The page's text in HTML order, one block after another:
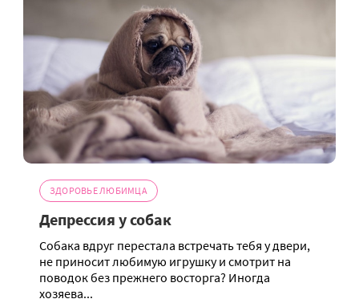
ЗДОРОВЬЕ ЛЮБИМЦА
Депрессия у собак
Собака вдруг перестала встречать тебя у двери,
не приносит любимую игрушку и смотрит на
поводок без прежнего восторга? Иногда
хозяева...